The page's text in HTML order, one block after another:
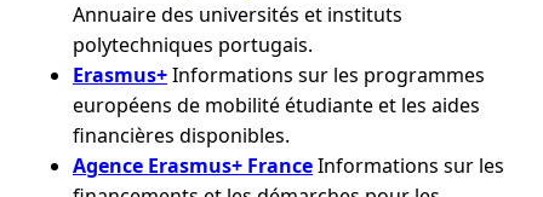
Annuaire des universités et instituts
polytechniques portugais.
Erasmus+Informations sur les programmes
européens de mobilité étudiante et les aides
financières disponibles.
Agence Erasmus+ FranceInformations sur les